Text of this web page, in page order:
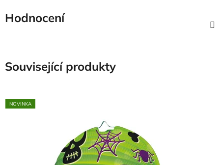
Hodnocení
Související produkty
NOVINKA